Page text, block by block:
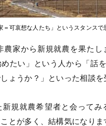
＝可哀想な人たち」というスタンス
農家から新規就農を果た
めたい」という人から「話
ょうか？」といった相談
新規就農希望者と会って
とが多く、結構気になりま